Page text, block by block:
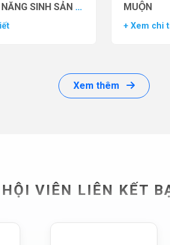
SINH SẢN Ở
MUỘN
+ Xem chi
Xem thêm
HỘI VIÊN LIÊN KẾT